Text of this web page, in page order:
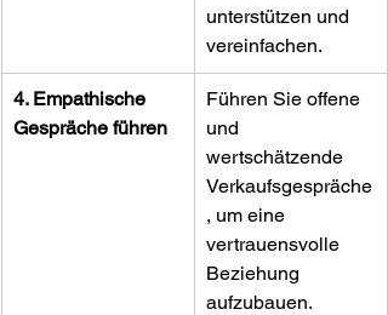
unterstützen und
vereinfachen.
4. Empathische
Gespräche führen
Führen Sie offene
und
wertschätzende
Verkaufsgespräche
, um eine
vertrauensvolle
Beziehung
aufzubauen.